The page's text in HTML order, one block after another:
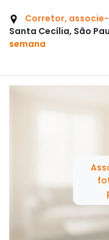
Corretor,
Santa Cecília, São
semana